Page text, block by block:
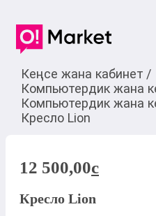
Кеңсе жана кабинет /
Компьютердик жана
Компьютердик жана
Кресло Lion
12 500,00c
Кресло Lion